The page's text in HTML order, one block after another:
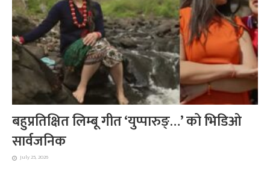
बहुप्रतिक्षित लिम्बू गीत ‘युप्पारुङ्…’ को भिडिओ
सार्वजनिक
July 25, 2026